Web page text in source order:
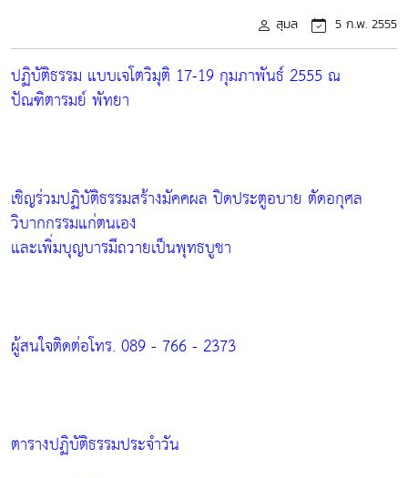
สุมล 5 ก.พ. 2555
ปฏิบัติธรรม แบบเจโตวิมุติ 17-19 กุมภาพันธ์ 2555 ณ
ปัณฑิตารมย์ พัทยา
เชิญร่วมปฏิบัติธรรมสร้างมัคคผล ปิดประตูอบาย ตัดอกุศล
วิบากกรรมแก่ตนเอง
และเพิ่มบุญบารมีถวายเป็นพุทธบูชา
ผู้สนใจติดต่อโทร. 089 - 766 - 2373
ตารางปฏิบัติธรรมประจำวัน